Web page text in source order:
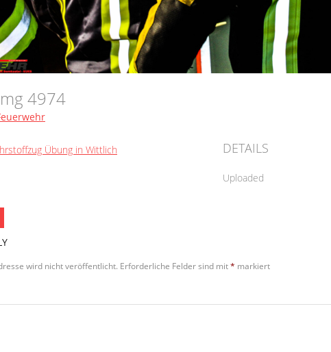
4974
Übung in Wittlich DETAILS
Uploaded
wird nicht veröffentlicht. Erforderliche Felder sind mit* markiert